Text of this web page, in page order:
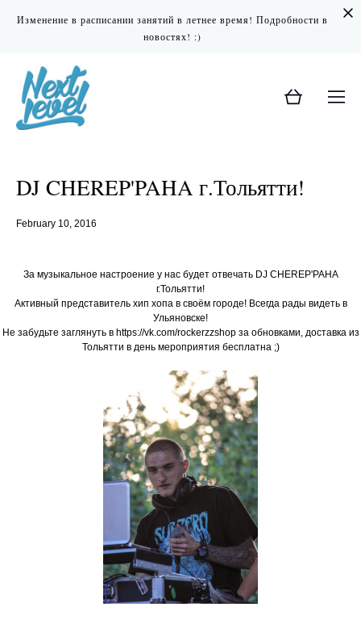
Изменение в расписании занятий в летнее время! Подробности в
новостях! :)
DJ CHEREP'PAHA г.Тольятти!
February 10, 2016
За музыкальное настроение у нас будет отвечать DJ CHEREP'PAHA
г.Тольятти!
Активный представитель хип хопа в своём городе! Всегда рады видеть в
Ульяновске!
Не забудьте заглянуть в https://vk.com/rockerzzshop за обновками, доставка из
Тольятти в день мероприятия бесплатна ;)